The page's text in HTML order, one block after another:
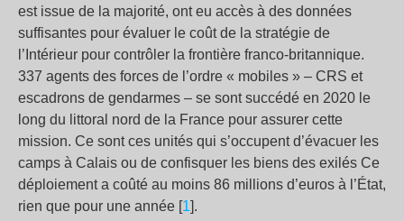
est issue de la majorité, ont eu accès à des données
suffisantes pour évaluer le coût de la stratégie de
l’Intérieur pour contrôler la frontière franco-britannique.
337 agents des forces de l’ordre « mobiles » – CRS et
escadrons de gendarmes – se sont succédé en 2020 le
long du littoral nord de la France pour assurer cette
mission. Ce sont ces unités qui s’occupent d’évacuer les
camps à Calais ou de confisquer les biens des exilés Ce
déploiement a coûté au moins 86 millions d’euros à l’État,
rien que pour une année [1].